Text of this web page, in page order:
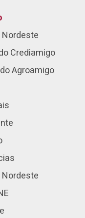
Crediamigo
Agroamigo
Nordeste